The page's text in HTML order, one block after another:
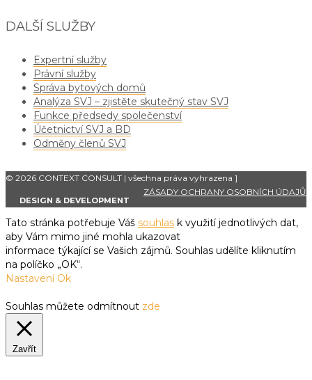
DALŠÍ SLUŽBY
Expertní služby
Právní služby
Správa bytových domů
Analýza SVJ – zjistěte skutečný stav SVJ
Funkce předsedy společenství
Účetnictví SVJ a BD
Odměny členů SVJ
© 2026 CONTEXT CONSULT | všechna práva vyhrazena
ZÁSADY OCHRANY OSOBNÍCH ÚDAJŮ
]
DESIGN & DEVELOPMENT
Tato stránka potřebuje Váš souhlas k využití jednotlivých dat,
aby Vám mimo jiné mohla ukazovat
informace týkající se Vašich zájmů. Souhlas udělíte kliknutím
na políčko „OK“.
Nastavení Ok
Souhlas můžete odmítnout zde
Zavřít